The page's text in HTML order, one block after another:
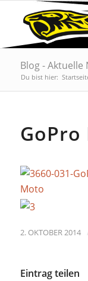
Blog - Aktuelle
Du bist hier:
GoPro
2. OKTOBER 2014
Eintrag teilen